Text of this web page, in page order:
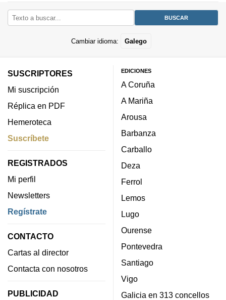
Cambiar idioma: Galego
SUSCRIPTORES
Mi suscripción
Réplica en PDF
Hemeroteca
Suscríbete
REGISTRADOS
Mi perfil
Newsletters
Regístrate
CONTACTO
Cartas al director
Contacta con nosotros
PUBLICIDAD
EDICIONES
A Coruña
A Mariña
Arousa
Barbanza
Carballo
Deza
Ferrol
Lemos
Lugo
Ourense
Pontevedra
Santiago
Vigo
Galicia en 313 concellos